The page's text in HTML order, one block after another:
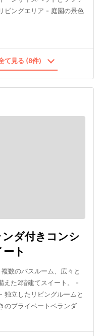
ビングエリア - 庭園の景色
て見る (8件)
ダ付きコンシ
ト
数のバスルーム、広々と
えた2階建てスイート。 -
独立したリビングルームと
のプライベートベランダ